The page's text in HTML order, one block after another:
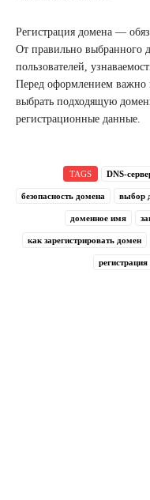
Регистрация домена —
От правильно выбранного
пользователей,
Перед оформлением важно
выбрать подходящую
регистрационные данные.
TAGS DNS-
безопасность домена выбор
доменное имя
как зарегистрировать домен